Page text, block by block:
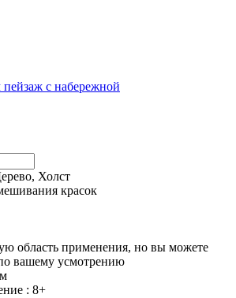
с набережной
Холст
красок
область применения, но вы можете
вашему усмотрению
: 8+